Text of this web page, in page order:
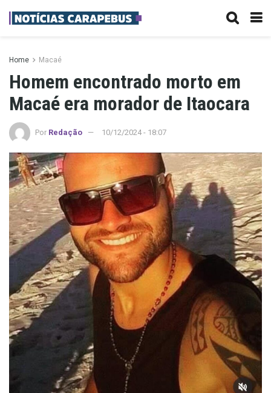
Home Macaé
Homem encontrado morto em
Macaé era morador de Itaocara
Por Redação 10/12/2024 - 18:07